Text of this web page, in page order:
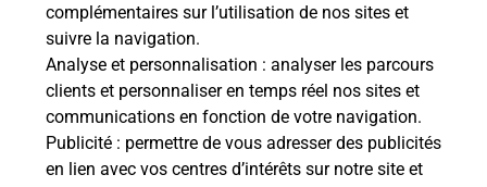
complémentaires sur l’utilisation de nos sites et
suivre la navigation.
Analyse et personnalisation : analyser les parcours
clients et personnaliser en temps réel nos sites et
communications en fonction de votre navigation.
Publicité : permettre de vous adresser des publicités
en lien avec vos centres d’intérêts sur notre site et
Collecte du courrier aujourd'hui à 08h00
13 Route Departementale 619
10140 Magny Fouchard
Itinéraire